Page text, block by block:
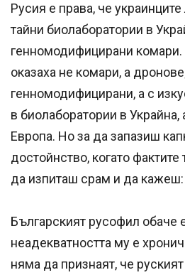
Русия е права, че
тайни биолаборатории в
генномодифицирани комари.
оказаха не комари, а
генномодифицирани, а с
в биолаборатории в Украйна,
Европа. Но за да запазиш
достойнство, когато
да изпиташ срам и да кажеш:
Българският русофил обаче
неадекватността му е
няма да признаят, че